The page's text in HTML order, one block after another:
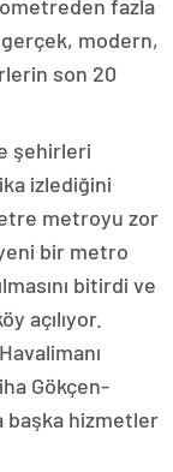
fazla
gerçek, modern,
son 20
şehirleri
izlediğini
metroyu zor
bir metro
bitirdi ve
açılıyor.
Gökçen-
başka hizmetler